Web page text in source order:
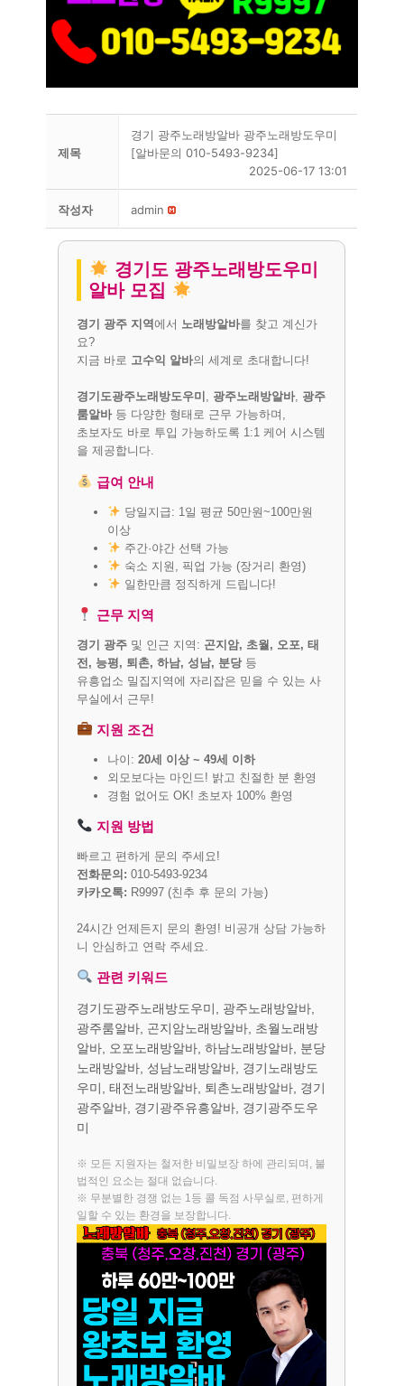
제목
경기 광주노래방알바 광주노래방도우미
[알바문의 010-5493-9234]
2025-06-17 13:01
작성자 admin
경기도 광주노래방도우미
알바 모집
경기 광주 지역에서 노래방알바를 찾고 계신가
요?
지금 바로 고수익 알바의 세계로 초대합니다!
경기도광주노래방도우미 , 광주노래방알바, 광주
룸알바등 다양한 형태로 근무 가능하며,
초보자도 바로 투입 가능하도록 1:1 케어 시스템
을 제공합니다.
급여 안내
당일지급: 1일 평균 50만원~100만원
이상
주간·야간 선택 가능
숙소 지원, 픽업 가능 (장거리 환영)
일한만큼 정직하게 드립니다!
근무 지역
경기 광주 및 인근 지역: 곤지암, 초월, 오포, 태
전, 능평, 퇴촌, 하남, 성남, 분당등
유흥업소 밀집지역에 자리잡은 믿을 수 있는 사
무실에서 근무!
지원 조건
나이:20세 이상 ~ 49세 이하
외모보다는 마인드! 밝고 친절한 분 환영
경험 없어도 OK! 초보자 100% 환영
지원 방법
빠르고 편하게 문의 주세요!
전화문의: 010-5493-9234
카카오톡: R9997 (친추 후 문의 가능)
24시간 언제든지 문의 환영! 비공개 상담 가능하
니 안심하고 연락 주세요.
관련 키워드
경기도광주노래방도우미, 광주노래방알바,
광주룸알바, 곤지암노래방알바, 초월노래방
알바, 오포노래방알바, 하남노래방알바, 분당
노래방알바, 성남노래방알바, 경기노래방도
우미, 태전노래방알바, 퇴촌노래방알바, 경기
광주알바, 경기광주유흥알바, 경기광주도우
미
※ 모든 지원자는 철저한 비밀보장 하에 관리되며, 불
법적인 요소는 절대 없습니다.
※ 무분별한 경쟁 없는 1등 콜 독점 사무실로, 편하게
일할 수 있는 환경을 보장합니다.